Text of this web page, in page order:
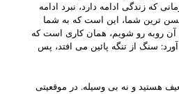
که زندگی ادامه دارد، نبرد ادامه
ترین شما، این است که به شما
آن روبه رو شویم، همان کاری است که
سنگ از تنگه پائین می افتد، پس
هستید و نه بی وسیله. در موقعیتی